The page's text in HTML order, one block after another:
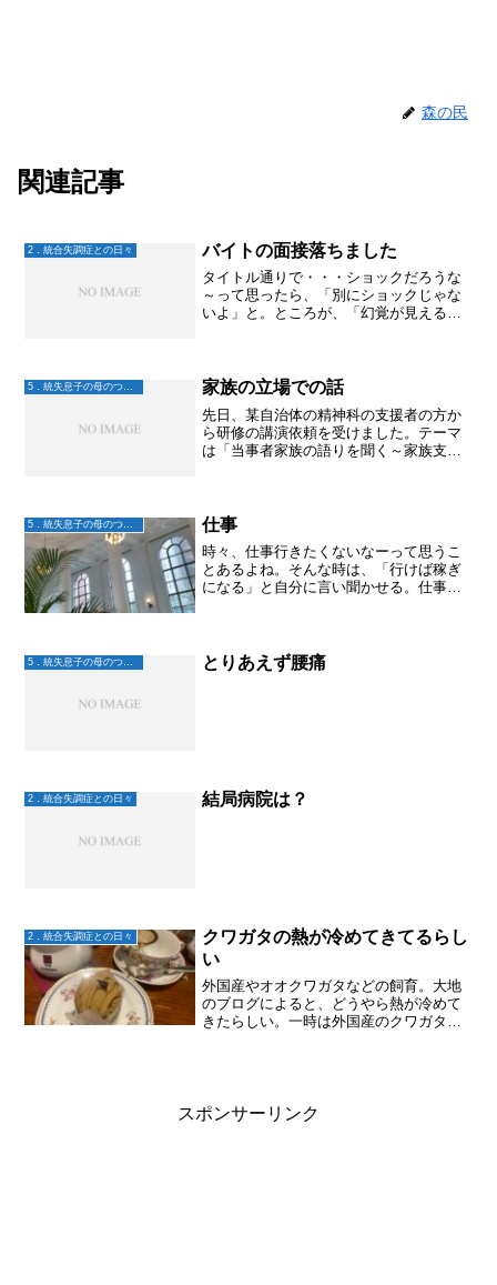
森の民
関連記事
2．統合失調症との日々 バイトの面接落ちました
タイトル通りで・・・ショックだろうな
～って思ったら、「別にショックじゃな
いよ」と。ところが、「幻覚が見える。
～！！！😢」って話せたら...
5．統失息子の母のつぶやき 家族の立場での話
先日、某自治体の精神科の支援者の方か
ら研修の講演依頼を受けました。テーマ
は「当事者家族の語りを聞く～家族支援
読んで下さってる皆さまご存...
仕事
時々、仕事行きたくないなーって思うこ
とあるよね。そんな時は、「行けば稼ぎ
になる」と自分に言い聞かせる。仕事は
て「だから良し」と納得す...
とりあえず腰痛
2．統合失調症との日々 結局病院は？
2．統合失調症との日々
クワガタの熱が冷めてきてるらし
い
外国産やオオクワガタなどの飼育。大地
のブログによると、どうやら熱が冷めて
きたらしい。一時は外国産のクワガタ飼
スポンサーリンク